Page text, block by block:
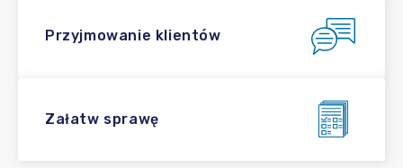
Przyjmowanie klientów
Załatw sprawę